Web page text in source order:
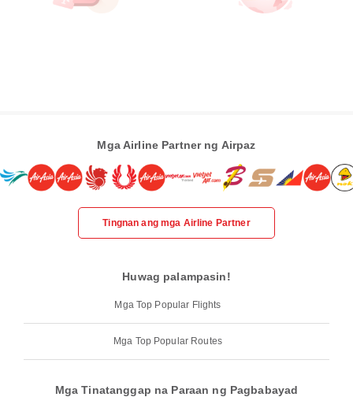
Mga Airline Partner ng Airpaz
Tingnan ang mga Airline Partner
Huwag palampasin!
Mga Top Popular Flights
Mga Top Popular Routes
Mga Tinatanggap na Paraan ng Pagbabayad